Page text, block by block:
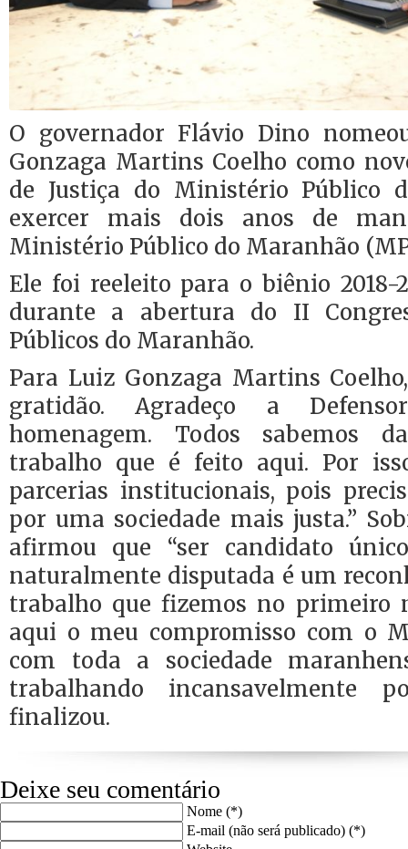
O governador Flávio Dino
Gonzaga Martins Coelho como
de Justiça do Ministério Público
exercer mais dois anos de
Ministério Público do Maranhão
Ele foi reeleito para o biênio 2018-
durante a abertura do II
Públicos do Maranhão.
Para Luiz Gonzaga Martins
gratidão. Agradeço a
homenagem. Todos sabemos
trabalho que é feito aqui. Por
parcerias institucionais, pois
por uma sociedade mais justa.”
afirmou que “ser candidato
naturalmente disputada é um
trabalho que fizemos no primeiro
aqui o meu compromisso com o
com toda a sociedade
trabalhando incansavelmente
finalizou.
Deixe seu comentário
Nome (*)
E-mail (não será publicado) (*)